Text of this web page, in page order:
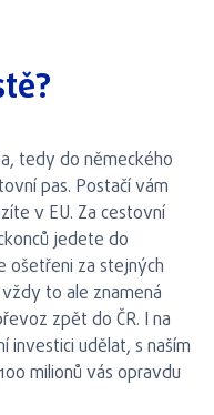
tedy do německého
pas. Postačí vám
v EU. Za cestovní
jedete do
ošetřeni za stejných
to ale znamená
zpět do ČR. I na
investici udělat, s naším
milionů vás opravdu